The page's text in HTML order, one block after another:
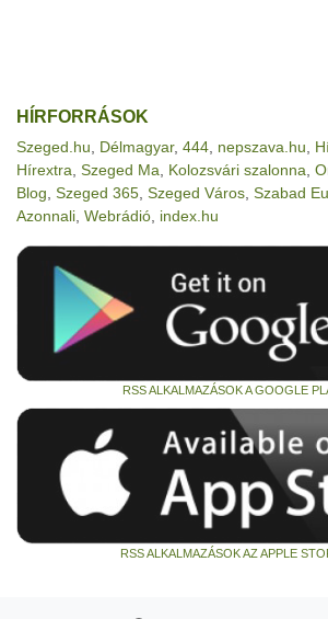
HÍRFORRÁSOK
Szeged.hu Délmagyar, 444 nepszava.hu
Hírextra Szeged Ma Kolozsvári szalonna
Blog Szeged 365 Szeged Város Szabad
Azonnali Webrádió index.hu
RSS ALKALMAZÁSOK A GOOGLE
RSS ALKALMAZÁSOK AZ APPLE